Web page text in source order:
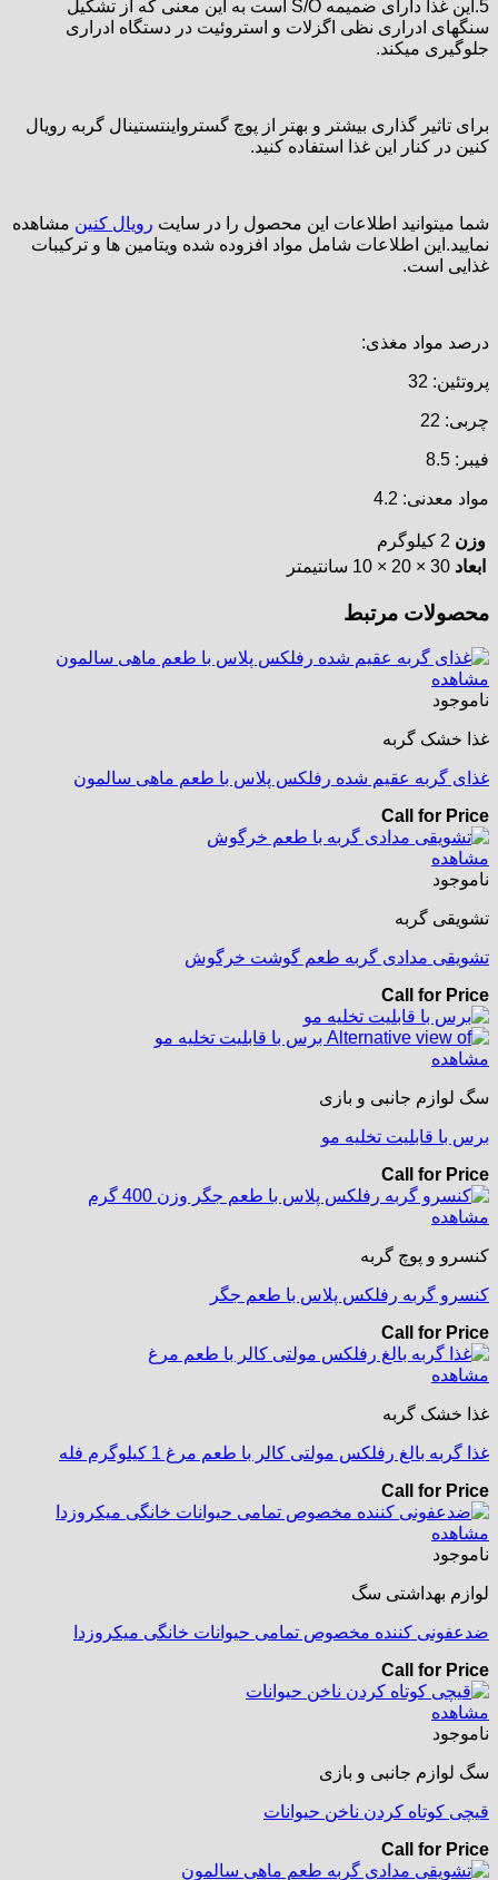
5.این غذا دارای ضمیمه S/O است به این معنی که از تشکیل
سنگهای ادراری نظی اگزلات و استروئیت در دستگاه ادراری
جلوگیری میکند.
برای تاثیر گذاری بیشتر و بهتر از پوچ گسترواینتستینال گربه رویال
کنین در کنار این غذا استفاده کنید.
شما میتوانید اطلاعات این محصول را در سایت رویال کنین مشاهده
نمایید.این اطلاعات شامل مواد افزوده شده ویتامین ها و ترکیبات
غذایی است.
درصد مواد مغذی:
پروتئین: 32
چربی: 22
فیبر: 8.5
مواد معدنی: 4.2
وزن 2 کیلوگرم
ابعاد 30 × 20 × 10 سانتیمتر
محصولات مرتبط
مشاهده
ناموجود
غذا خشک گربه
غذای گربه عقیم شده رفلکس پلاس با طعم ماهی سالمون
Call for Price
مشاهده
ناموجود
تشویقی گربه
تشویقی مدادی گربه طعم گوشت خرگوش
Call for Price
مشاهده
سگ لوازم جانبی و بازی
برس با قابلیت تخلیه مو
Call for Price
مشاهده
کنسرو و پوچ گربه
کنسرو گربه رفلکس پلاس با طعم جگر
Call for Price
مشاهده
غذا خشک گربه
غذا گربه بالغ رفلکس مولتی کالر با طعم مرغ 1 کیلوگرم فله
Call for Price
مشاهده
ناموجود
لوازم بهداشتی سگ
ضدعفونی کننده مخصوص تمامی حیوانات خانگی میکروزدا
Call for Price
مشاهده
ناموجود
سگ لوازم جانبی و بازی
قیچی کوتاه کردن ناخن حیوانات
Call for Price